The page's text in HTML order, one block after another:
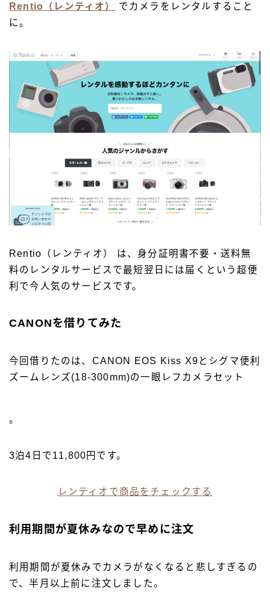
Rentio（レンティオ）
でカメラをレンタルすること
に。
Rentio（レンティオ） は、身分証明書不要・送料無
料のレンタルサービスで最短翌日には届くという超便
利で今人気のサービスです。
CANONを借りてみた
今回借りたのは、CANON EOS Kiss X9とシグマ便利
ズームレンズ(18-300mm)の一眼レフカメラセット
。
3泊4日で11,800円です。
レンティオで商品をチェックする
利用期間が夏休みなので早めに注文
利用期間が夏休みでカメラがなくなると悲しすぎるの
で、半月以上前に注文しました。